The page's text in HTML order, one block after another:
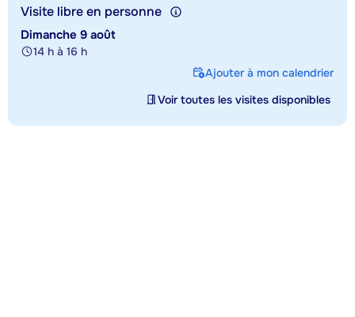
Visite libre en personne
Dimanche 9 août
14 h à 16 h
Ajouter à mon calendrier
Voir toutes les visites disponibles